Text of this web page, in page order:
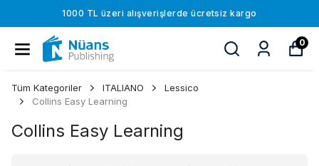
1000 TL üzeri alışverişlerde ücretsiz kargo
0
Tüm Kategoriler ITALIANO
Lessico
Collins Easy Learning
Collins Easy Learning